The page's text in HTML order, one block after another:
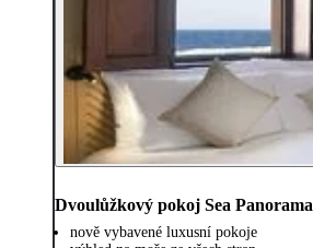
Dvoulůžkový pokoj Sea Panorama
nově vybavené luxusní pokoje